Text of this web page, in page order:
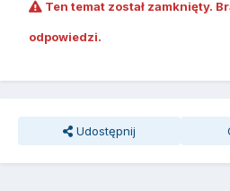
Ten temat został zamknięty.
odpowiedzi.
Udostępnij